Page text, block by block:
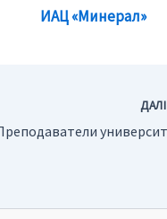
ИАЦ «Минерал»
ДАЛІ